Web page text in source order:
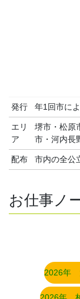
発行 年1回市に
エリ
ア
堺市・松原
市・河内長
配布 市内の全
お仕事ノ
2026年